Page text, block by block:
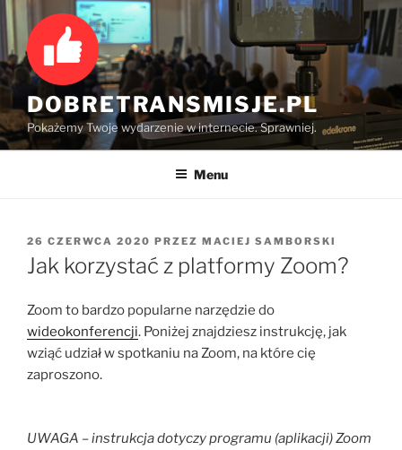
Przejdź
do
treści
DOBRETRANSMISJE.PL
Pokażemy Twoje wydarzenie w internecie. Sprawniej.
Menu
OPUBLIKOWANE
W
26 CZERWCA 2020 PRZEZ MACIEJ SAMBORSKI
Jak korzystać z platformy Zoom?
Zoom to bardzo popularne narzędzie do
wideokonferencji. Poniżej znajdziesz instrukcję, jak
wziąć udział w spotkaniu na Zoom, na które cię
zaproszono.
UWAGA – instrukcja dotyczy programu (aplikacji) Zoom